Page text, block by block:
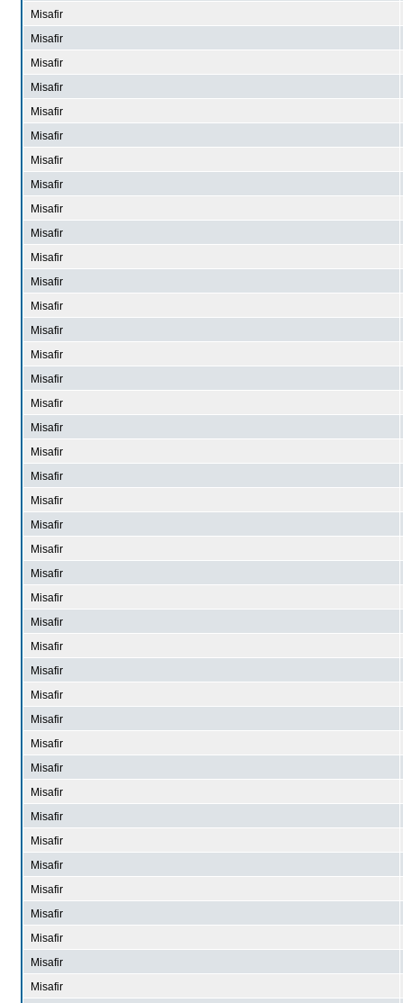
Misafir
Misafir
Misafir
Misafir
Misafir
Misafir
Misafir
Misafir
Misafir
Misafir
Misafir
Misafir
Misafir
Misafir
Misafir
Misafir
Misafir
Misafir
Misafir
Misafir
Misafir
Misafir
Misafir
Misafir
Misafir
Misafir
Misafir
Misafir
Misafir
Misafir
Misafir
Misafir
Misafir
Misafir
Misafir
Misafir
Misafir
Misafir
Misafir
Misafir
Misafir